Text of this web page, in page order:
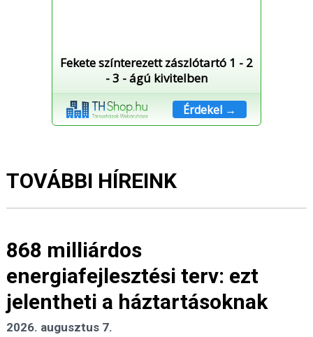
Fekete színterezett zászlótartó 1 - 2
- 3 - ágú kivitelben
Érdekel →
TOVÁBBI HÍREINK
868 milliárdos
energiafejlesztési terv: ezt
jelentheti a háztartásoknak
2026. augusztus 7.